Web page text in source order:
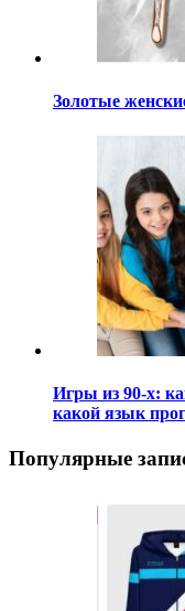
Золотые
Игры из 90-х:
какой язык
Популярные